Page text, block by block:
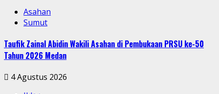
Asahan
Sumut
Taufik Zainal Abidin Wakili Asahan di Pembukaan PRSU ke-50
Tahun 2026 Medan
4 Agustus 2026